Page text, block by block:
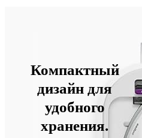
Компактный
дизайн для
удобного
хранения.